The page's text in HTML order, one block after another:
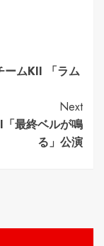
ムKII 「ラム
Next
最終ベルが鳴
る」公演